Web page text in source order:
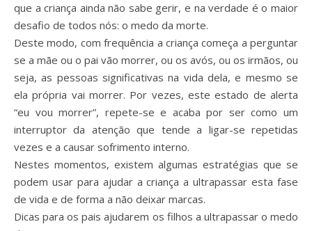
que a criança ainda não sabe gerir, e na verdade é o maior
desafio de todos nós: o medo da morte.
Deste modo, com frequência a criança começa a perguntar
se a mãe ou o pai vão morrer, ou os avós, ou os irmãos, ou
seja, as pessoas significativas na vida dela, e mesmo se
ela própria vai morrer. Por vezes, este estado de alerta
“eu vou morrer”, repete-se e acaba por ser como um
interruptor da atenção que tende a ligar-se repetidas
vezes e a causar sofrimento interno.
Nestes momentos, existem algumas estratégias que se
podem usar para ajudar a criança a ultrapassar esta fase
de vida e de forma a não deixar marcas.
Dicas para os pais ajudarem os filhos a ultrapassar o medo